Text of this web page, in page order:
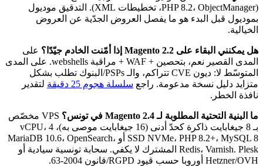
(PHP 8.2، ObjectManager، تخطيطات XML). التدقيق موديول
بموديول قبل البدء هو ما يفصل العروض الجدّية عن العروض
الخيالية.
هل يمكنني البقاء على Magento 2.2 إذا أمّنت الخادم جيّدًا؟
على
المدى القصير نعم، بتحصين + WAF + مراقبة webshells. على المدى
المتوسّط لا: ديون CVE تتراكم، والـ PSPs/البنوك تطلب بشكل
متزايد دليل نسخة مدعومة. راجعسلسلة هجوم 25 دقيقة
لتقدير
نافذة الخطر.
ما البنية التحتية المطلوبة لـ Magento 2.4 في تونس؟
VPS مخصّص
بـ 8 جيغابايت ذاكرة كحدّ أدنى (16 جيغابايت موصى به)، 4 vCPU،
SSD NVMe، PHP 8.2+، MySQL 8 أو MariaDB 10.6، OpenSearch،
Redis، Varnish. Plesk المشترك لا يكفي. سحابة تونسية سيادية أو
Hetzner/OVH أوروبا حسب قيود RGPD/قانون 2004-63.